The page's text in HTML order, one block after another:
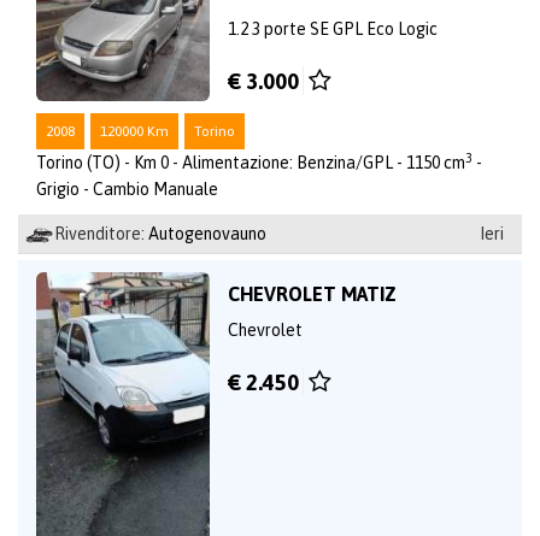
1.2 3 porte SE GPL Eco Logic
€ 3.000
2008 120000 Km Torino
Torino (TO) - Km 0 - Alimentazione: Benzina/GPL - 1150 cm3 -
Grigio - Cambio Manuale
Rivenditore: Autogenovauno Ieri
CHEVROLET MATIZ
Chevrolet
€ 2.450